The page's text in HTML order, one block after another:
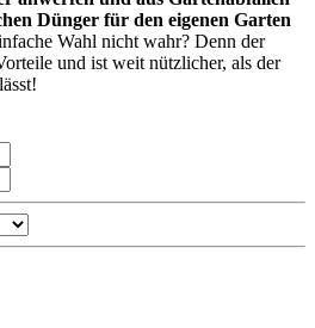
Dünger für den eigenen Garten
Wahl nicht wahr? Denn der
und ist weit nützlicher, als der